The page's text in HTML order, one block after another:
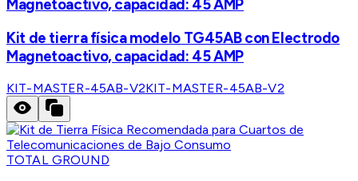
Magnetoactivo, capacidad: 45 AMP
Kit de tierra física modelo TG45AB con Electrodo
Magnetoactivo, capacidad: 45 AMP
KIT-MASTER-45AB-V2KIT-MASTER-45AB-V2
TOTAL GROUND